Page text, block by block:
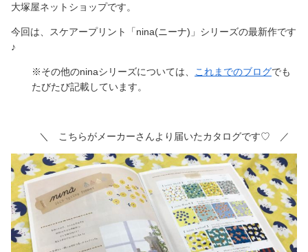
大塚屋ネットショップです。
今回は、スケアープリント「nina(ニーナ)」シリーズの最新作です
♪
※その他のninaシリーズについては、 これまでのブログでも
たびたび記載しています。
＼ こちらがメーカーさんより届いたカタログです♡ ／